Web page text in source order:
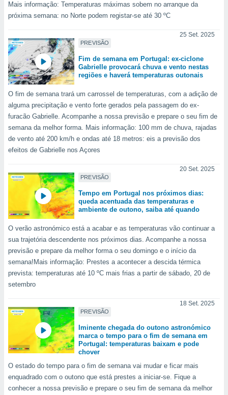
o
no
um perfil
lhe
e
com
Pode
na nossa
e
a
parte
a
a
cookies,
caso,
para
cookies
o
Mais informação: Temperaturas máximas sobem no arranque da
próxima semana: no Norte podem registar-se até 30 ºC
PREVISÃO
25 Set. 2025
Fim de semana em Portugal: ex-ciclone
Gabrielle provocará chuva e vento nestas
regiões e haverá temperaturas outonais
O fim de semana trará um carrossel de temperaturas, com a adição de
alguma precipitação e vento forte gerados pela passagem do ex-
furacão Gabrielle. Acompanhe a nossa previsão e prepare o seu fim de
semana da melhor forma. Mais informação: 100 mm de chuva, rajadas
de vento até 200 km/h e ondas até 18 metros: eis a previsão dos
efeitos de Gabrielle nos Açores
PREVISÃO
20 Set. 2025
Tempo em Portugal nos próximos dias:
queda acentuada das temperaturas e
ambiente de outono, saiba até quando
O verão astronómico está a acabar e as temperaturas vão continuar a
sua trajetória descendente nos próximos dias. Acompanhe a nossa
previsão e prepare da melhor forma o seu domingo e o início da
semana!Mais informação: Prestes a acontecer a descida térmica
prevista: temperaturas até 10 ºC mais frias a partir de sábado, 20 de
setembro
PREVISÃO
18 Set. 2025
Iminente chegada do outono astronómico
marca o tempo para o fim de semana em
Portugal: temperaturas baixam e pode
chover
O estado do tempo para o fim de semana vai mudar e ficar mais
enquadrado com o outono que está prestes a iniciar-se. Fique a
conhecer a nossa previsão e prepare o seu fim de semana da melhor